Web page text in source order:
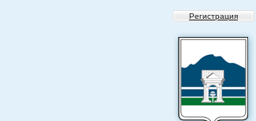
Регистрация